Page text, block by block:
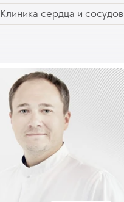
Клиника сердца и сосудов